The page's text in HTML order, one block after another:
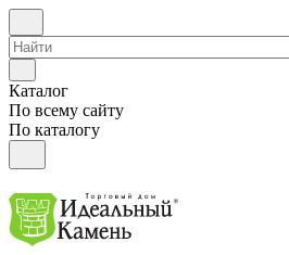
Каталог
По всему сайту
По каталогу